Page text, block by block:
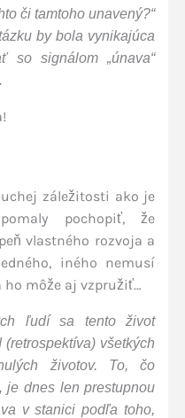
či tamtoho unavený?“
by bola vynikajúca
so signálom „únava“
záležitosti ako je
pochopiť, že
vlastného rozvoja a
iného nemusí
môže aj vzpružiť…
ľudí sa tento život
všetkých
životov. To, čo
je dnes len prestupnou
v stanici podľa toho,